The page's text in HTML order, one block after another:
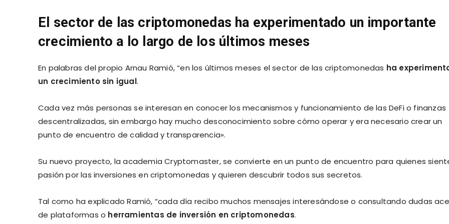
El sector de las criptomonedas ha experimentado un importante
crecimiento a lo largo de los últimos meses
En palabras del propio Arnau Ramió, “en los últimos meses el sector de las criptomonedas ha
un crecimiento sin igual.
Cada vez más personas se interesan en conocer los mecanismos y funcionamiento de las DeFi o finanzas
descentralizadas, sin embargo hay mucho desconocimiento sobre cómo operar y era necesario crear un
punto de encuentro de calidad y transparencia».
Su nuevo proyecto, la academia Cryptomaster, se convierte en un punto de encuentro para quienes
pasión por las inversiones en criptomonedas y quieren descubrir todos sus secretos.
Tal como ha explicado Ramió, “cada día recibo muchos mensajes interesándose o consultando dudas
de plataformas o herramientas de inversión en criptomonedas.